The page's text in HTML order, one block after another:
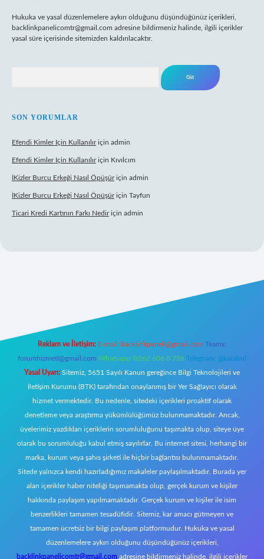
Hukuka ve yasal düzenlemelere aykırı olduğunu düşündüğünüz içerikleri,
backlinkpanelicomtr@gmail.com adresine bildirmeniz halinde, ilgili içerikler
yasal süre içerisinde sitemizden kaldırılacaktır.
SON YORUMLAR
Efendi Kimler Için Kullanılıriçin admin
Efendi Kimler Için Kullanılıriçin Kıvılcım
İKizler Burcu Erkeği Nasıl Öpüşüriçin admin
İKizler Burcu Erkeği Nasıl Öpüşüriçin Tayfun
Ticari Kredi Kartının Farkı Nediriçin admin
Reklam ve İletişim: E-mail: backlinkpaneli@gmail.com Teams:
forumhizmeti@gmail.com Whatsapp: 0262 606 0 726 Telegram: @karabul
Yasal Uyarı: Sitemiz, 5651 Sayılı Kanun gereğince Bilgi Teknolojileri ve
İletişim Kurumu (BTK) tarafından onaylanmış bir Yer Sağlayıcı olarak
hizmet vermektedir. Bu nedenle, sitedeki içerikleri proaktif olarak
denetleme veya araştırma yükümlülüğümüz bulunmamaktadır. Ancak,
üyelerimiz yazdıkları içeriklerin sorumluluğunu taşımakta olup, siteye üye
olarak bu sorumluluğu kabul etmiş sayılırlar. Bu internet sitesi, herhangi bir
marka, kurum veya şahıs şirketi ile hiçbir bağlantısı bulunmamaktadır.
Sitede yalnızca kendi hazırladığımız makaleler paylaşılmaktadır. Burada yer
alan içerikler haber niteliği taşımamakta olup, gerçek kurum ve kişiler
hakkında paylaşım yapılmamaktadır. Gerçek kurum ve kişiler ile isim
benzerlikleri tamamen tesadüfidir. Sitemiz, kar amacı gütmeyen ve
tamamen ücretsiz bir bilgi paylaşım platformudur. Hukuka ve yasal
düzenlemelere aykırı olduğunu düşündüğünüz içerikleri,
backlinkpanelicomtr@gmail.com adresine bildirmeniz halinde, ilgili içerikler